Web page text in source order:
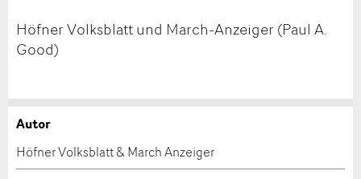
Höfner Volksblatt und March-Anzeiger (Paul A.
Good)
Anzeige beanstanden
Anzeige weiterempfehlen
Autor
Höfner Volksblatt & March Anzeiger